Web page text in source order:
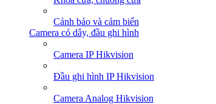
Cảnh báo và cảm biến
Camera có dây, đầu ghi hình
Camera IP Hikvision
Đầu ghi hình IP Hikvision
Camera Analog Hikvision